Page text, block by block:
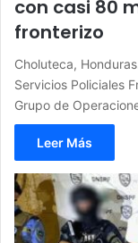
con casi 80
fronterizo
Choluteca,
Servicios Policiales
Grupo de
Leer Más